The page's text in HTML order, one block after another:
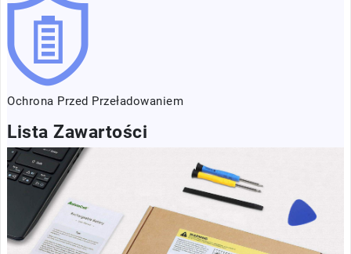
Ochrona Przed Przeładowaniem
Lista Zawartości